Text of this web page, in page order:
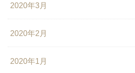
2020年3月
2020年2月
2020年1月